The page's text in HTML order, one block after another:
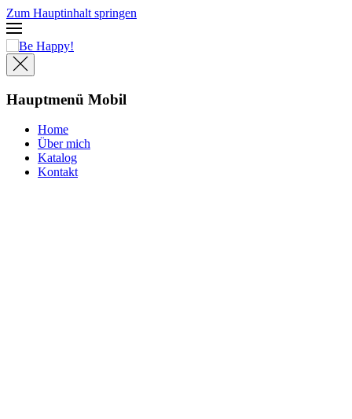
Zum Hauptinhalt springen
Hauptmenü Mobil
Home
Über mich
Katalog
Kontakt